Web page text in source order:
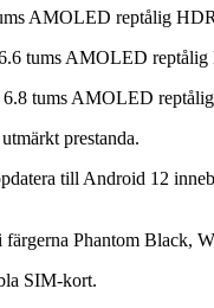
AMOLED reptålig
tums AMOLED
tums AMOLED
prestanda.
till Android 12
Phantom Black,
SIM-kort.